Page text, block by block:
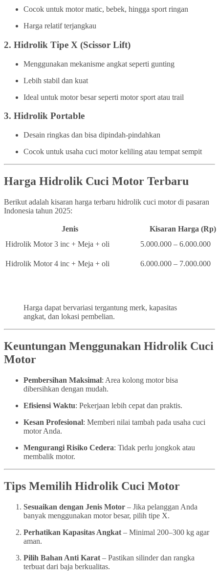
Cocok untuk motor matic, bebek, hingga sport ringan
Harga relatif terjangkau
2. Hidrolik Tipe X (Scissor Lift)
Menggunakan mekanisme angkat seperti gunting
Lebih stabil dan kuat
Ideal untuk motor besar seperti motor sport atau trail
3. Hidrolik Portable
Desain ringkas dan bisa dipindah-pindahkan
Cocok untuk usaha cuci motor keliling atau tempat sempit
Harga Hidrolik Cuci Motor Terbaru
Berikut adalah kisaran harga terbaru hidrolik cuci motor di pasaran
Indonesia tahun 2025:
Jenis
Kisaran Harga (Rp)
Hidrolik Motor 3 inc + Meja + oli
5.000.000 – 6.000.000
Hidrolik Motor 4 inc + Meja + oli 6.000.000 – 7.000.000
Harga dapat bervariasi tergantung merk, kapasitas
angkat, dan lokasi pembelian.
Keuntungan Menggunakan Hidrolik Cuci
Motor
Pembersihan Maksimal: Area kolong motor bisa
dibersihkan dengan mudah.
Efisiensi Waktu: Pekerjaan lebih cepat dan praktis.
Kesan Profesional: Memberi nilai tambah pada usaha cuci
motor Anda.
Mengurangi Risiko Cedera: Tidak perlu jongkok atau
membalik motor.
Tips Memilih Hidrolik Cuci Motor
Sesuaikan dengan Jenis Motor – Jika pelanggan Anda
banyak menggunakan motor besar, pilih tipe X.
Perhatikan Kapasitas Angkat – Minimal 200–300 kg agar
aman.
Pilih Bahan Anti Karat – Pastikan silinder dan rangka
terbuat dari baja berkualitas.